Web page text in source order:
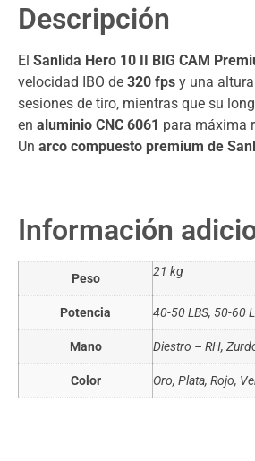
Descripción
El Sanlida Hero 10 II BIG CAM
velocidad IBO de 320 fps y una
sesiones de tiro, mientras que su
en aluminio CNC 6061 para máxima
Un arco compuesto premium de
Información
Peso 21 kg
Potencia 40-50 LBS, 50-60
Mano Diestro – RH,
Color Oro, Plata, Rojo,